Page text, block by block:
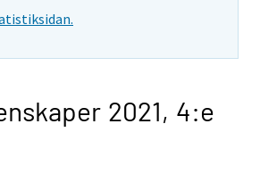
2021, 4:e